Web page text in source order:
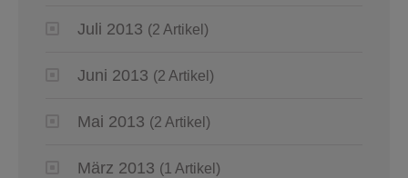
Juli 2013 (2 Artikel)
Juni 2013 (2 Artikel)
Mai 2013 (2 Artikel)
März 2013 (1 Artikel)